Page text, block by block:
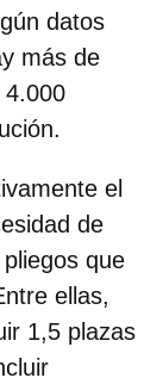
datos
más de
4.000
el
de
que
ellas,
1,5 plazas